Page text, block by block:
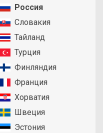
Россия
Словакия
Тайланд
Турция
Финляндия
Франция
Хорватия
Швеция
Эстония